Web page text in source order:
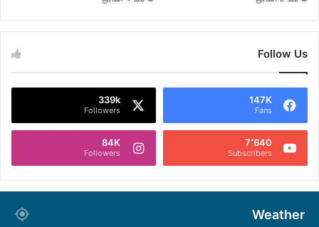
Follow Us
147K
Fans
339k
Followers
7٬640
Subscribers
84K
Followers
Weather